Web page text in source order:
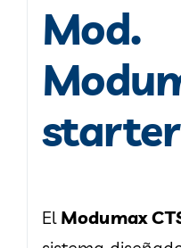
Mod.
starter
El Modumax